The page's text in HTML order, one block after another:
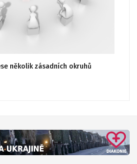
několik zásadních okruhů